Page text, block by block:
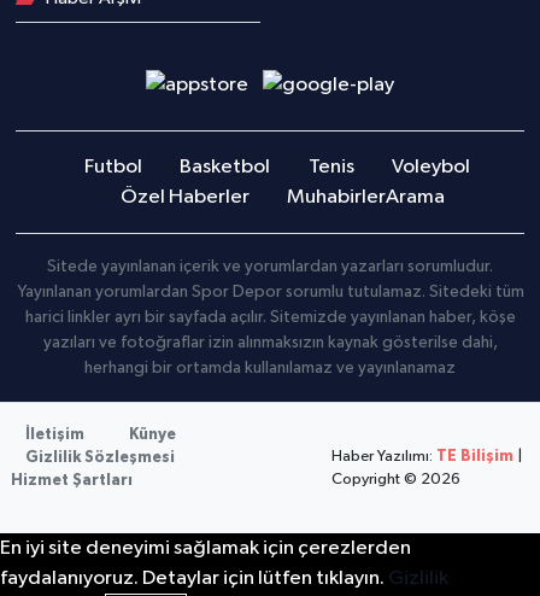
Futbol Basketbol Tenis
Voleybol
Özel Haberler
MuhabirlerArama
Sitede yayınlanan içerik ve yorumlardan yazarları sorumludur.
Yayınlanan yorumlardan Spor Depor sorumlu tutulamaz. Sitedeki tüm
harici linkler ayrı bir sayfada açılır. Sitemizde yayınlanan haber, köşe
yazıları ve fotoğraflar izin alınmaksızın kaynak gösterilse dahi,
herhangi bir ortamda kullanılamaz ve yayınlanamaz
İletişim
Künye
Gizlilik Sözleşmesi
Hizmet Şartları
Haber Yazılımı: TE Bilişim
Copyright © 2026
En iyi site deneyimi sağlamak için çerezlerden
faydalanıyoruz. Detaylar için lütfen tıklayın. Gizlilik